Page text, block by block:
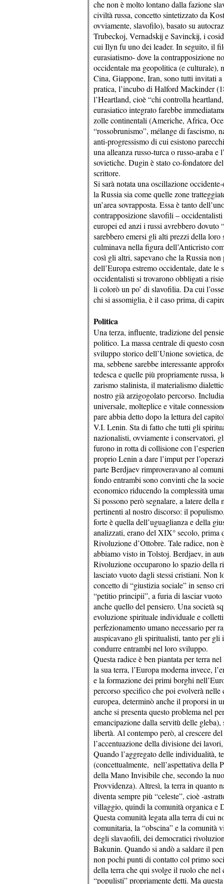
che non è molto lontano dalla fazione
civiltà russa, concetto sintetizzato da
ovviamente, slavofilo), basato su
Trubeckoj, Vernadskij e Savinckij, i
cui Ilyn fu uno dei leader. In seguito, il
eurasiatismo- dove la contrapposizione
occidentale ma geopolitica (e
Cina, Giappone, Iran, sono tutti invitati
pratica, l’incubo di Halford Mackinder
l’Heartland, cioè “chi controlla
eurasiatico integrato farebbe
zolle continentali (Americhe, Africa,
“rossobrunismo”, mélange di fascismo,
anti-progressismo di cui esistono
una alleanza russo-turca o russo-araba
sovietiche. Dugin è stato co-fondatore
scrittore.
Si sarà notata una oscillazione
la Russia sia come quelle zone
un’area sovrapposta. Essa è tanto
contrapposizione slavofili –
europei ed anzi i russi avrebbero
sarebbero emersi gli alti prezzi della loro
culminava nella figura dell’Anticristo
così gli altri, sapevano che la Russia non
dell’Europa estremo occidentale, date
occidentalisti si trovarono obbligati a
li colorò un po’ di slavofilia. Da cui
chi si assomiglia, è il caso prima, di
Politica
Una terza, influente, tradizione del
politico. La massa centrale di questo
sviluppo storico dell’Unione sovietica,
ma, sebbene sarebbe interessante
tedesca e quelle più propriamente
zarismo stalinista, il materialismo
nostro già arzigogolato percorso.
universale, molteplice e vitale
pare abbia detto dopo la lettura del
V.I. Lenin. Sta di fatto che tutti gli
nazionalisti, ovviamente i conservatori,
furono in rotta di collisione con
proprio Lenin a dare l’imput per
parte Berdjaev rimproveravano al
fondo entrambi sono convinti che la
economico riducendo la complessità
Si possono però segnalare, a latere
pertinenti al nostro discorso: il
forte è quella dell’uguaglianza e della
analizzati, erano del XIX° secolo, prima
Rivoluzione d’Ottobre. Tale radice, non
abbiamo visto in Tolstoj. Berdjaev, in
Rivoluzione occuparono lo spazio della
lasciato vuoto dagli stessi cristiani. Non
concetto di “giustizia sociale” in senso
“petitio principii”, a furia di lasciar
anche quello del pensiero. Una società
evoluzione spirituale individuale e
perfezionamento umano necessario per
auspicavano gli spiritualisti, tanto per
condurre entrambi nel loro sviluppo.
Questa radice è ben piantata per terra
la sua terra, l’Europa moderna invece,
e la formazione dei primi borghi
percorso specifico che poi evolverà
europea, determinò anche il proporsi in
anche si presenta questo problema nel
emancipazione dalla servitù delle
libertà. Al contempo però, al crescere
l’accentuazione della divisione dei
Quando l’aggregato delle individualità,
(concettualmente, nell’aspettativa della
della Mano Invisibile che, secondo la
Provvidenza). Altresì, la terra in quanto
diventa sempre più “celeste”, cioè -
villaggio, quindi la comunità organica e
Questa comunità legata alla terra di cui
comunitaria, la “obscina” e la comunità
degli slavaofili, dei democratici
Bakunin. Quando si andò a saldare il
non pochi punti di contatto col primo
della terra che qui svolge il ruolo che
“populisti” propriamente detti. Ma